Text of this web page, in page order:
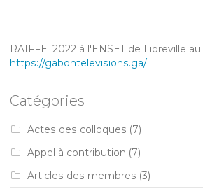
RAIFFET2022 à l'ENSET de Libreville
https://gabontelevisions.ga/
Catégories
Actes des colloques (7)
Appel à contribution (7)
Articles des membres (3)